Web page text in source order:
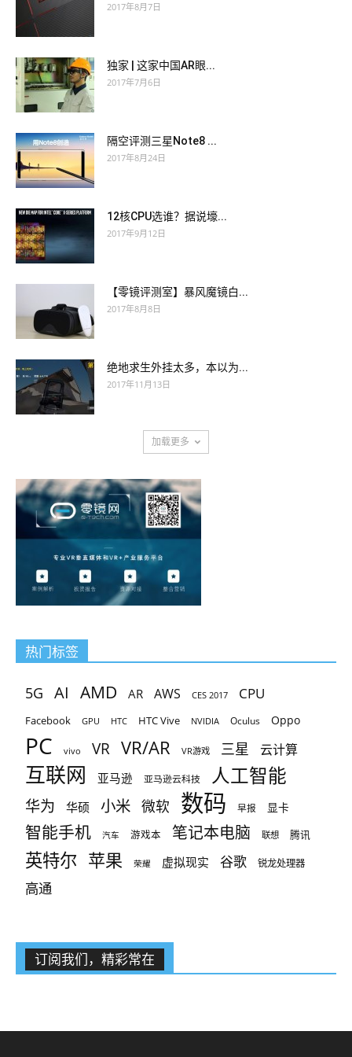
2017年8月7日
独家 | 这家中国AR眼...
2017年7月6日
隔空评测三星Note8 ...
2017年8月24日
12核CPU选谁？据说壕...
2017年9月12日
【零镜评测室】暴风魔镜白...
2017年8月8日
绝地求生外挂太多，本以为...
2017年11月13日
加载更多
热门标签
5G AI AMD AR AWS CES 2017 CPU
Facebook GPU HTC HTC Vive NVIDIA Oculus Oppo
PC vivo VR VR/AR VR游戏 三星 云计算
互联网 亚马逊 亚马逊云科技 人工智能
华为 华硕 小米 微软 数码 早报 显卡
智能手机 汽车 游戏本 笔记本电脑 联想 腾讯
英特尔 苹果 荣耀 虚拟现实 谷歌 锐龙处理器
高通
订阅我们，精彩常在